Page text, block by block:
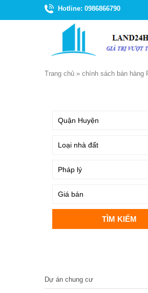
Hotline: 0986866790
Trang chủ » chính sách bán hàng
Dự án chung cư